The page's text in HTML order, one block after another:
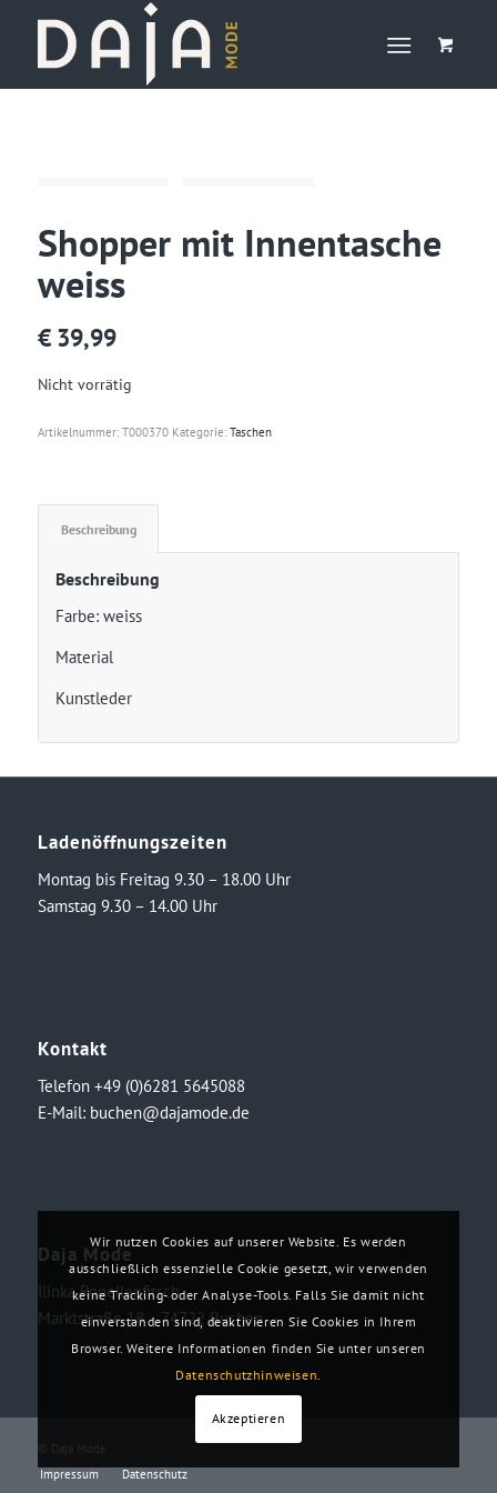
Shopper mit Innentasche
weiss
€ 39,99
Nicht vorrätig
Artikelnummer: T000370 Kategorie: Taschen
Beschreibung
Beschreibung
Farbe: weiss
Material
Kunstleder
Ladenöffnungszeiten
Montag bis Freitag 9.30 – 18.00 Uhr
Samstag 9.30 – 14.00 Uhr
Kontakt
Telefon +49 (0)6281 5645088
E-Mail: buchen@dajamode.de
Daja Mode
Ilinka Ronellenfitsch
Marktstraße 18・74722 Buchen
© Daja Mode
Impressum
Datenschutz
Wir nutzen Cookies auf unserer Website. Es werden
ausschließlich essenzielle Cookie gesetzt, wir verwenden
keine Tracking- oder Analyse-Tools. Falls Sie damit nicht
einverstanden sind, deaktivieren Sie Cookies in Ihrem
Browser. Weitere Informationen finden Sie unter unseren
Datenschutzhinweisen.
Akzeptieren